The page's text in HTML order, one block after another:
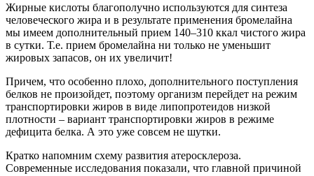
Жирные кислоты благополучно используются для синтеза
человеческого жира и в результате применения бромелайна
мы имеем дополнительный прием 140–310 ккал чистого жира
в сутки. Т.е. прием бромелайна ни только не уменьшит
жировых запасов, он их увеличит!
Причем, что особенно плохо, дополнительного поступления
белков не произойдет, поэтому организм перейдет на режим
транспортировки жиров в виде липопротеидов низкой
плотности – вариант транспортировки жиров в режиме
дефицита белка. А это уже совсем не шутки.
Кратко напомним схему развития атеросклероза.
Современные исследования показали, что главной причиной